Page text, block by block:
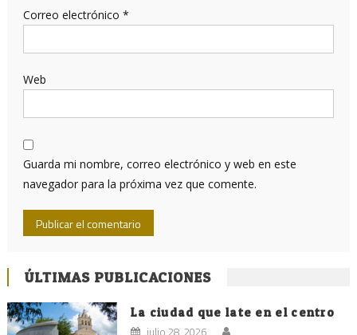
Correo electrónico *
Web
Guarda mi nombre, correo electrónico y web en este
navegador para la próxima vez que comente.
ÚLTIMAS PUBLICACIONES
La ciudad que late en el centro
julio 28, 2026